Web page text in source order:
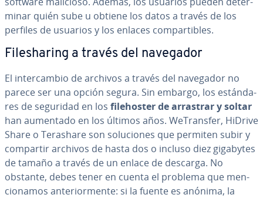
mi­nar quién sube u obtiene los datos a través de los
perfiles de usuarios y los enlaces co­m­pa­r­ti­bles.
Fi­le­sha­ri­ng a través del navegador
El in­te­r­ca­m­bio de archivos a través del navegador no
parece ser una opción segura. Sin embargo, los es­tá­n­da­
res de seguridad en los fi­leho­s­ter de arrastrar y soltar
han aumentado en los últimos años. We­Tra­n­s­fer, HiDrive
Share o Terashare son so­lu­cio­nes que permiten subir y
compartir archivos de hasta dos o incluso diez gigabytes
de tamaño a través de un enlace de descarga. No
obstante, debes tener en cuenta el problema que me­n­
cio­na­mos an­te­rio­r­me­n­te: si la fuente es anónima, la